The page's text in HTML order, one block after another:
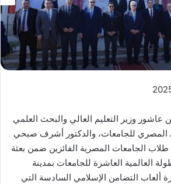
عاشور وزير التعليم العالي والبحث العلمي
المصري للجامعات، والدكتور أشرف صبحي
طلاب الجامعات المصرية الفائزين ضمن بعثة
العالمية العاشرة للجامعات بمدينة
ألعاب التضامن الإسلامي السادسة التي